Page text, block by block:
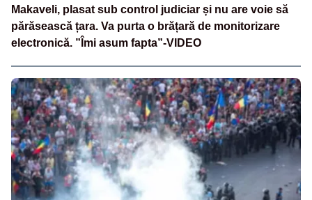
Makaveli, plasat sub control judiciar și nu are voie să
părăsească țara. Va purta o brățară de monitorizare
electronică. ”Îmi asum fapta”-VIDEO